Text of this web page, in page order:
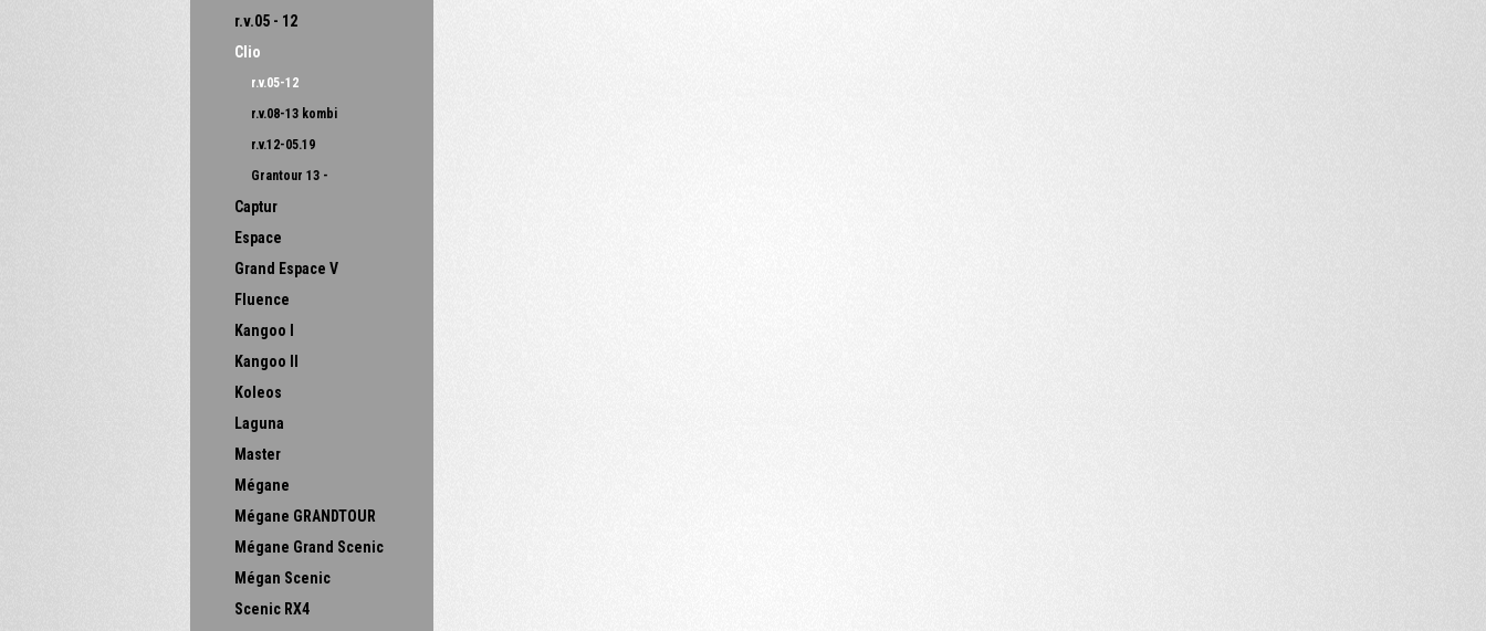
r.v.05 - 12
Clio
r.v.05-12
r.v.08-13 kombi
r.v.12-05.19
Grantour 13 -
Captur
Espace
Grand Espace V
Fluence
Kangoo I
Kangoo II
Koleos
Laguna
Master
Mégane
Mégane GRANDTOUR
Mégane Grand Scenic
Mégan Scenic
Scenic RX4